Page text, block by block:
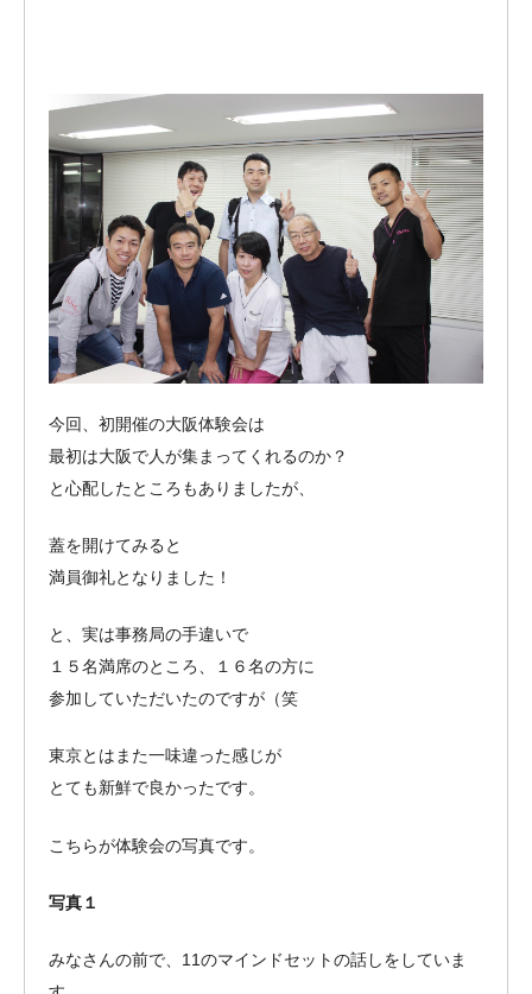
今回、初開催の大阪体験会は
最初は大阪で人が集まってくれるのか？
と心配したところもありましたが、
蓋を開けてみると
満員御礼となりました！
と、実は事務局の手違いで
１５名満席のところ、１６名の方に
参加していただいたのですが（笑
東京とはまた一味違った感じが
とても新鮮で良かったです。
こちらが体験会の写真です。
写真１
みなさんの前で、11のマインドセットの話しをしていま